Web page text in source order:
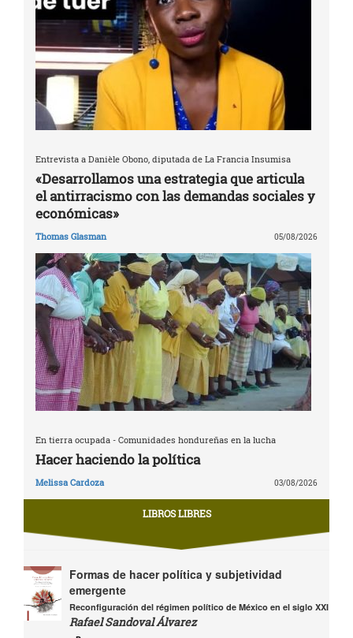
Entrevista a Danièle Obono, diputada de La Francia Insumisa
«Desarrollamos una estrategia que articula
el antirracismo con las demandas sociales y
económicas»
Thomas Glasman 05/08/2026
En tierra ocupada - Comunidades hondureñas en la lucha
Hacer haciendo la política
Melissa Cardoza 03/08/2026
LIBROS LIBRES
Formas de hacer política y subjetividad
emergente
Reconfiguración del régimen político de México en el siglo XXI
Rafael Sandoval Álvarez